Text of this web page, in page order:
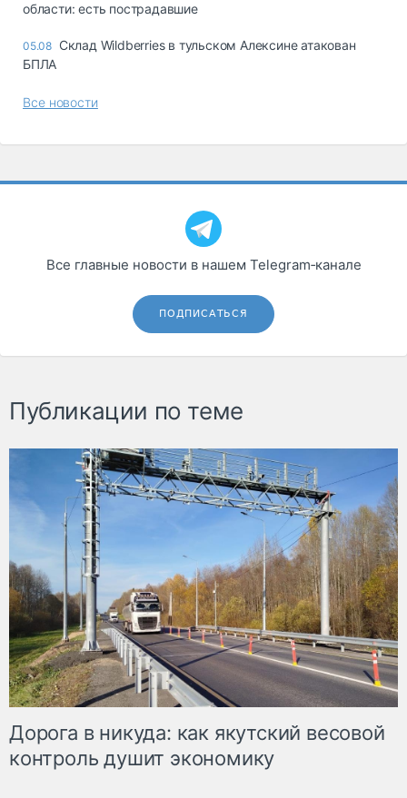
области: есть пострадавшие
05.08 Склад Wildberries в тульском Алексине атакован
БПЛА
Все новости
Все главные новости в нашем Telegram‑канале
ПОДПИСАТЬСЯ
Публикации по теме
Дорога в никуда: как якутский весовой
контроль душит экономику